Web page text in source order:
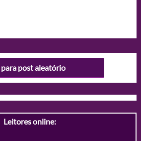
post aleatório
Leitores online: